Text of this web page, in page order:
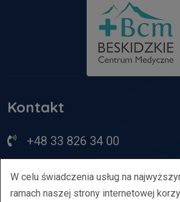
Kontakt
+48 33 826 34 00
bcm@bcm.bielsko.pl
W celu świadczenia usług na
ramach naszej strony internetowej